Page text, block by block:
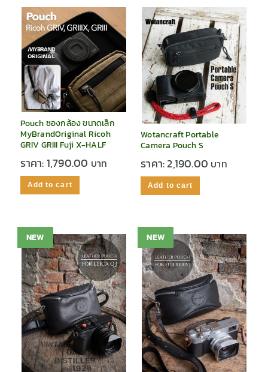
Pouch ซองกล้อง ขนาดเล็ก
MyBrandOriginal Ricoh
GRIV GRIII Fuji X-HALF
ราคา:1,790.00
Add to cart
Wotancraft Portable
Camera Pouch S
ราคา:2,190.00
Add to cart
NEW NEW